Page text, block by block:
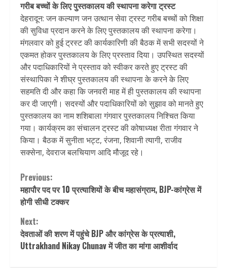
गरीब बच्चों के लिए पुस्तकालय की स्थापना करेगा ट्रस्ट
देहरादून: जन कल्याण जन उत्थान सेवा ट्रस्ट गरीब बच्चों को शिक्षा
की सुविधा प्रदान करने के लिए पुस्तकालय की स्थापना करेगा।
मंगलवार को हुई ट्रस्ट की कार्यकारिणी की बैठक में सभी सदस्यों ने
एकमत होकर पुस्तकालय के लिए प्रस्ताव दिया। उपस्थित सदस्यों
और पदाधिकारियों ने प्रस्ताव को स्वीकर करते हुए ट्रस्ट की
संस्थापिका ने शीघ्र पुस्तकालय की स्थापना के करने के लिए
सहमति दी और कहा कि जनवरी माह में ही पुस्तकालय की स्थापना
कर दी जाएगी। सदस्यों और पदाधिकारियों को सुझाव को मानते हुए
पुस्तकालय का नाम शशिबाला गंगवार पुस्तकालय निश्चित किया
गया। कार्यक्रम का संचालन ट्रस्ट की कोषाध्यक्ष रीता गंगवार ने
किया। बैठक में सुनीता भट्ट, रंजना, शिवानी त्यागी, राजीव
सक्सेना, देवराज बलचियाण आदि मौजूद रहे।
Continue
Reading
Previous:
महापौर पद पर 10 प्रत्याशियों के बीच महासंग्राम, BJP-कांग्रेस में
होगी सीधी टक्कर
Next:
देवताओं की शरण में पहुंचे BJP और कांग्रेस के प्रत्याशी,
Uttrakhand Nikay Chunav में जीत का मांगा आशीर्वाद